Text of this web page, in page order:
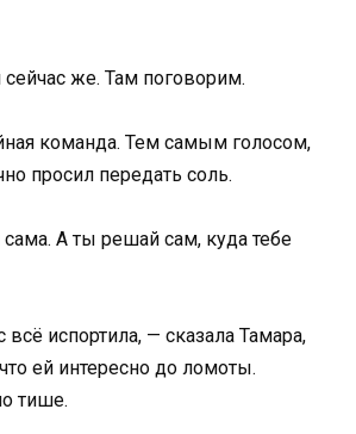
же. Там поговорим.
команда. Тем самым голосом,
просил передать соль.
А ты решай сам, куда тебе
испортила, — сказала Тамара,
ей интересно до ломоты.
тише.